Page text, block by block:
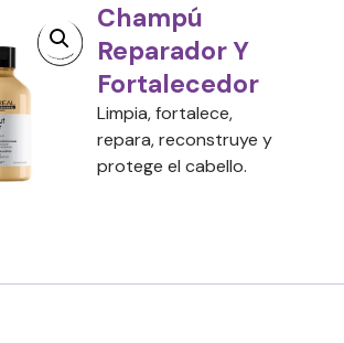
Champú
Reparador Y
Fortalecedor
Limpia, fortalece,
repara, reconstruye y
protege el cabello.